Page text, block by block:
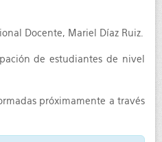
Docente, Mariel Díaz Ruiz.
de estudiantes de nivel
próximamente a través